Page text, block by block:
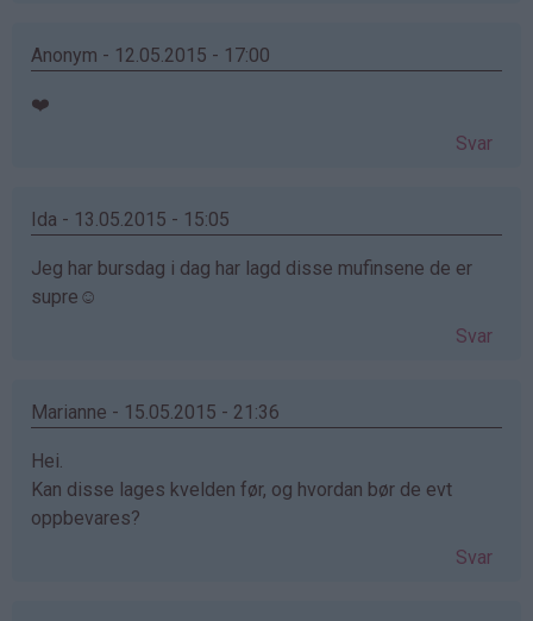
Anonym - 12.05.2015 - 17:00
❤️
Svar
Ida - 13.05.2015 - 15:05
Jeg har bursdag i dag har lagd disse mufinsene de er
supre☺️
Svar
Marianne - 15.05.2015 - 21:36
Hei.
Kan disse lages kvelden før, og hvordan bør de evt
oppbevares?
Svar